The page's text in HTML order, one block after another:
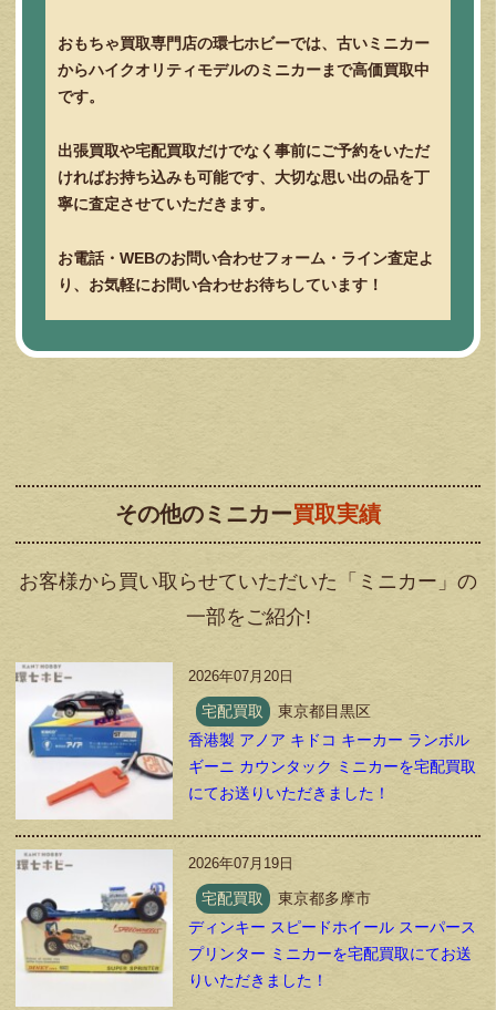
おもちゃ買取専門店の環七ホビーでは、古いミニカー
からハイクオリティモデルのミニカーまで高価買取中
です。
出張買取や宅配買取だけでなく事前にご予約をいただ
ければお持ち込みも可能です、大切な思い出の品を丁
寧に査定させていただきます。
お電話・WEBのお問い合わせフォーム・ライン査定よ
り、お気軽にお問い合わせお待ちしています！
その他のミニカー買取実績
お客様から買い取らせていただいた「ミニカー」の
一部をご紹介!
2026年07月20日
宅配買取
東京都目黒区
香港製 アノア キドコ キーカー ランボル
ギーニ カウンタック ミニカーを宅配買取
にてお送りいただきました！
2026年07月19日
宅配買取
東京都多摩市
ディンキー スピードホイール スーパース
プリンター ミニカーを宅配買取にてお送
りいただきました！